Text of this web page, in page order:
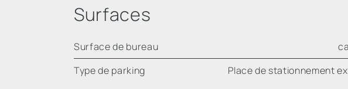
Surfaces
Surface de bureau
Type de parking
Place de stationnement